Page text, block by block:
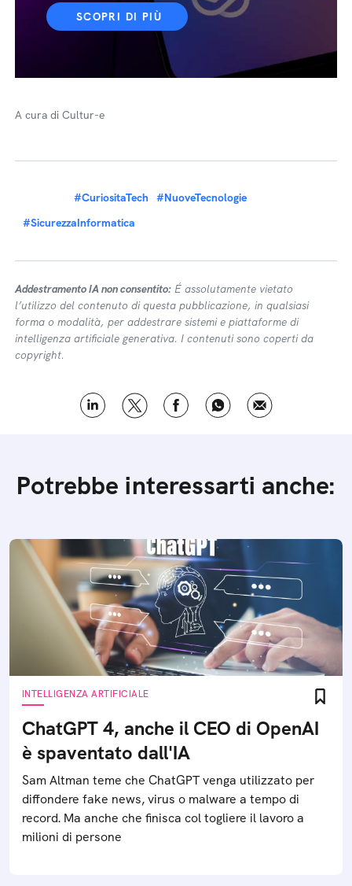
SCOPRI DI PIÙ
A cura di Cultur-e
#CuriositaTech
#NuoveTecnologie
#SicurezzaInformatica
Addestramento IA non consentito: É assolutamente vietato
l’utilizzo del contenuto di questa pubblicazione, in qualsiasi
forma o modalità, per addestrare sistemi e piattaforme di
intelligenza artificiale generativa. I contenuti sono coperti da
copyright.
Potrebbe interessarti anche:
INTELLIGENZA ARTIFICIALE
ChatGPT 4, anche il CEO di OpenAI
è spaventato dall'IA
Sam Altman teme che ChatGPT venga utilizzato per
diffondere fake news, virus o malware a tempo di
record. Ma anche che finisca col togliere il lavoro a
milioni di persone